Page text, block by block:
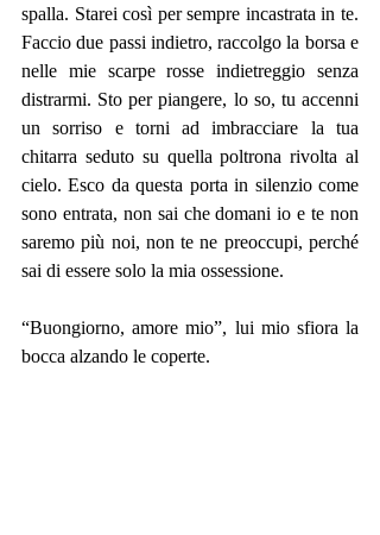
spalla. Starei così per sempre incastrata in te.
Faccio due passi indietro, raccolgo la borsa e
nelle mie scarpe rosse indietreggio senza
distrarmi. Sto per piangere, lo so, tu accenni
un sorriso e torni ad imbracciare la tua
chitarra seduto su quella poltrona rivolta al
cielo. Esco da questa porta in silenzio come
sono entrata, non sai che domani io e te non
saremo più noi, non te ne preoccupi, perché
sai di essere solo la mia ossessione.
“Buongiorno, amore mio”, lui mio sfiora la
bocca alzando le coperte.